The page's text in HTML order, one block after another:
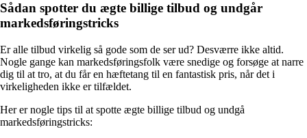
Sådan spotter du ægte billige tilbud og undgår
markedsføringstricks
Er alle tilbud virkelig så gode som de ser ud? Desværre ikke altid.
Nogle gange kan markedsføringsfolk være snedige og forsøge at narre
dig til at tro, at du får en hæftetang til en fantastisk pris, når det i
virkeligheden ikke er tilfældet.
Her er nogle tips til at spotte ægte billige tilbud og undgå
markedsføringstricks: